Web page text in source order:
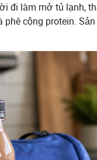
đi làm mở tủ lạnh,
phê cộng protein.